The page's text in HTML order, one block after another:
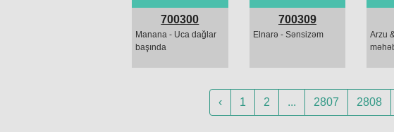
700300
Manana - Uca dağlar
başında
700309
Elnarə - Sənsizəm
Arzu
‹ 1 2 ... 2807 2808